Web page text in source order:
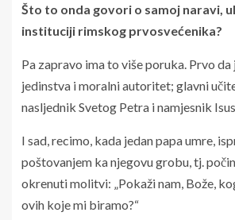
Što to onda govori o samoj naravi,
instituciji rimskog prvosvećenika?
Pa zapravo ima to više poruka. Prvo da
jedinstva i moralni autoritet; glavni
nasljednik Svetog Petra i namjesnik
I sad, recimo, kada jedan papa umre,
poštovanjem ka njegovu grobu, tj.
okrenuti molitvi: „Pokaži nam, Bože,
ovih koje mi biramo?“